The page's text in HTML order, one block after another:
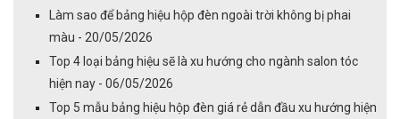
Làm sao để bảng hiệu hộp đèn ngoài trời không bị phai
màu - 20/05/2026
Top 4 loại bảng hiệu sẽ là xu hướng cho ngành salon tóc
hiện nay - 06/05/2026
Top 5 mẫu bảng hiệu hộp đèn giá rẻ dẫn đầu xu hướng hiện